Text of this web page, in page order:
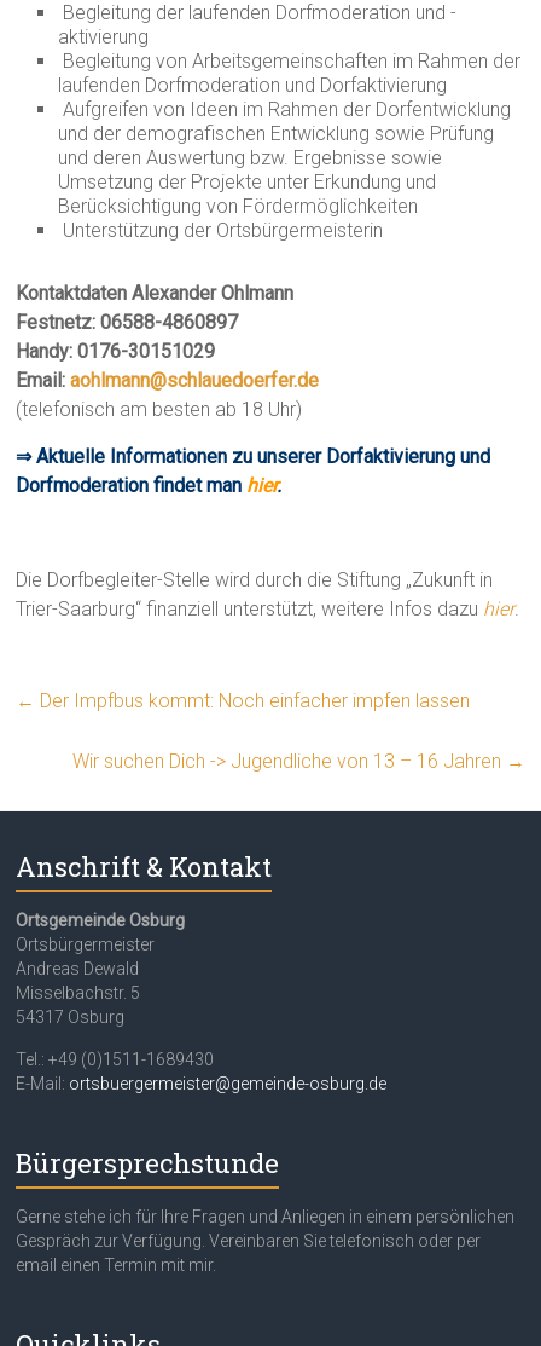
Begleitung der laufenden Dorfmoderation und -
aktivierung
Begleitung von Arbeitsgemeinschaften im Rahmen der
laufenden Dorfmoderation und Dorfaktivierung
Aufgreifen von Ideen im Rahmen der Dorfentwicklung
und der demografischen Entwicklung sowie Prüfung
und deren Auswertung bzw. Ergebnisse sowie
Umsetzung der Projekte unter Erkundung und
Berücksichtigung von Fördermöglichkeiten
Unterstützung der Ortsbürgermeisterin
Kontaktdaten Alexander Ohlmann
Festnetz: 06588-4860897
Handy: 0176-30151029
Email:aohlmann@schlauedoerfer.de
(telefonisch am besten ab 18 Uhr)
⇒ Aktuelle Informationen zu unserer Dorfaktivierung und
Dorfmoderation findet man hier.
Die Dorfbegleiter-Stelle wird durch die Stiftung „Zukunft in
Trier-Saarburg“ finanziell unterstützt, weitere Infos dazu hier.
← Der Impfbus kommt: Noch einfacher impfen lassen
Wir suchen Dich -> Jugendliche von 13 – 16 Jahren →
Anschrift & Kontakt
Ortsgemeinde Osburg
Ortsbürgermeister
Andreas Dewald
Misselbachstr. 5
54317 Osburg
Tel.: +49 (0)1511-1689430
E-Mail: ortsbuergermeister@gemeinde-osburg.de
Bürgersprechstunde
Gerne stehe ich für Ihre Fragen und Anliegen in einem persönlichen
Gespräch zur Verfügung. Vereinbaren Sie telefonisch oder per
email einen Termin mit mir.